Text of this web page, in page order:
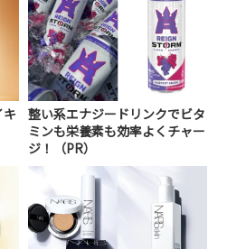
整い系エナジードリンクでビタ
ミンも栄養素も効率よくチャー
ジ！（PR）